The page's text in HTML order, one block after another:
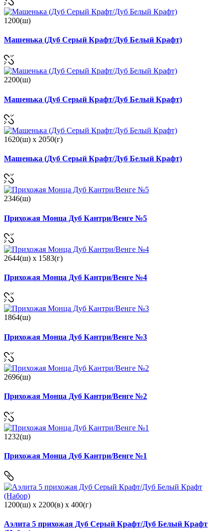
1200(ш)
Машенька (Дуб Серый Крафт/Дуб Белый Крафт)
2200(ш)
Машенька (Дуб Серый Крафт/Дуб Белый Крафт)
1620(ш) x 2050(г)
Машенька (Дуб Серый Крафт/Дуб Белый Крафт)
2346(ш)
Прихожая Монца Дуб Кантри/Венге №5
2644(ш) x 1583(г)
Прихожая Монца Дуб Кантри/Венге №4
1864(ш)
Прихожая Монца Дуб Кантри/Венге №3
2696(ш)
Прихожая Монца Дуб Кантри/Венге №2
1232(ш)
Прихожая Монца Дуб Кантри/Венге №1
1200(ш) x 2200(в) x 400(г)
Аэлита 5 прихожая Дуб Серый Крафт/Дуб Белый Крафт